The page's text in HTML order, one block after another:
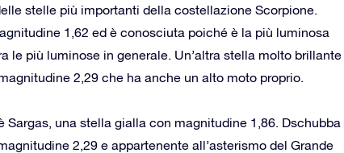
stelle più importanti della costellazione Scorpione.
1,62 ed è conosciuta poiché è la più luminosa
le più luminose in generale. Un’altra stella molto brillante
2,29 che ha anche un alto moto proprio.
Sargas, una stella gialla con magnitudine 1,86. Dschubba
2,29 e appartenente all’asterismo del Grande